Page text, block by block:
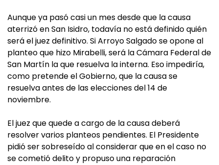
Aunque ya pasó casi un mes desde que la causa
aterrizó en San Isidro, todavía no está definido quién
será el juez definitivo. Si Arroyo Salgado se opone al
planteo que hizo Mirabelli, será la Cámara Federal de
San Martín la que resuelva la interna. Eso impediría,
como pretende el Gobierno, que la causa se
resuelva antes de las elecciones del 14 de
noviembre.
El juez que quede a cargo de la causa deberá
resolver varios planteos pendientes. El Presidente
pidió ser sobreseído al considerar que en el caso no
se cometió delito y propuso una reparación